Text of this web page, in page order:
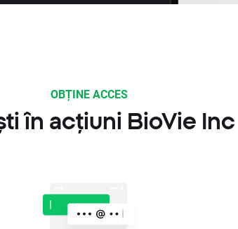
OBȚINE ACCES
în acțiuni BioVie Inc